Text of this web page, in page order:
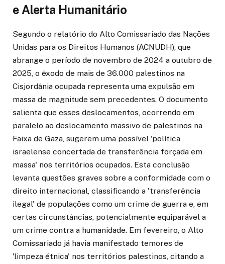
e Alerta Humanitário
Segundo o relatório do Alto Comissariado das Nações
Unidas para os Direitos Humanos (ACNUDH), que
abrange o período de novembro de 2024 a outubro de
2025, o êxodo de mais de 36.000 palestinos na
Cisjordânia ocupada representa uma expulsão em
massa de magnitude sem precedentes. O documento
salienta que esses deslocamentos, ocorrendo em
paralelo ao deslocamento massivo de palestinos na
Faixa de Gaza, sugerem uma possível 'política
israelense concertada de transferência forçada em
massa' nos territórios ocupados. Esta conclusão
levanta questões graves sobre a conformidade com o
direito internacional, classificando a 'transferência
ilegal' de populações como um crime de guerra e, em
certas circunstâncias, potencialmente equiparável a
um crime contra a humanidade. Em fevereiro, o Alto
Comissariado já havia manifestado temores de
'limpeza étnica' nos territórios palestinos, citando a